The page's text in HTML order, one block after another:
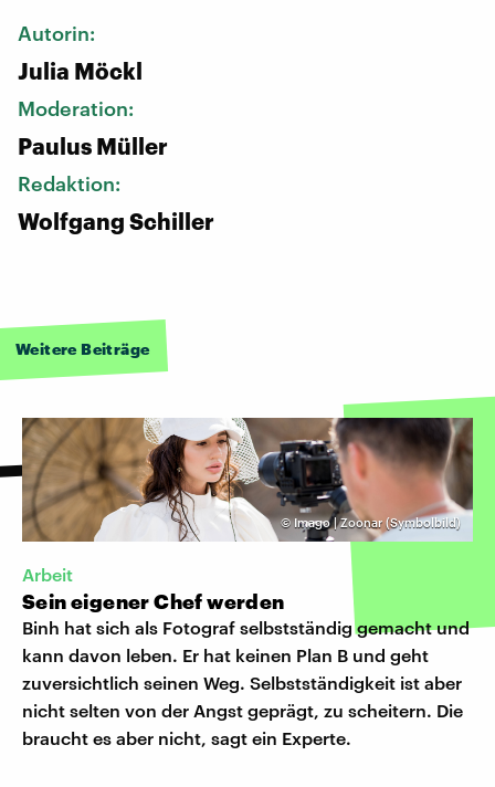
Autorin:
Julia Möckl
Moderation:
Paulus Müller
Redaktion:
Wolfgang Schiller
Weitere Beiträge
©Imago | Zoonar (Symbolbild)
Arbeit
Sein eigener Chef werden
Binh hat sich als Fotograf selbstständig gemacht und
kann davon leben. Er hat keinen Plan B und geht
zuversichtlich seinen Weg. Selbstständigkeit ist aber
nicht selten von der Angst geprägt, zu scheitern. Die
braucht es aber nicht, sagt ein Experte.